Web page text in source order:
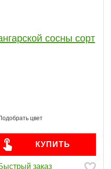
сосны сорт
КУПИТЬ
заказ